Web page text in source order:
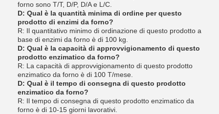
forno sono T/T, D/P, D/A e L/C.
D: Qual è la quantità minima di ordine per questo
prodotto di enzimi da forno?
R: Il quantitativo minimo di ordinazione di questo prodotto a
base di enzimi da forno è di 100 kg.
D: Qual è la capacità di approvvigionamento di questo
prodotto enzimatico da forno?
R: La capacità di approvvigionamento di questo prodotto
enzimatico da forno è di 100 T/mese.
D: Qual è il tempo di consegna di questo prodotto
enzimatico da forno?
R: Il tempo di consegna di questo prodotto enzimatico da
forno è di 10-15 giorni lavorativi.